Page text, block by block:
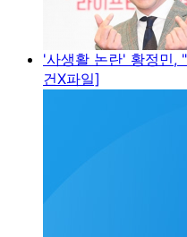
'사생활 논란' 황정민,
건X파일]